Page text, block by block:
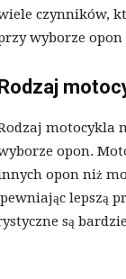
czynników,
wyborze
motocykla
opon.
opon niż
lepszą
są